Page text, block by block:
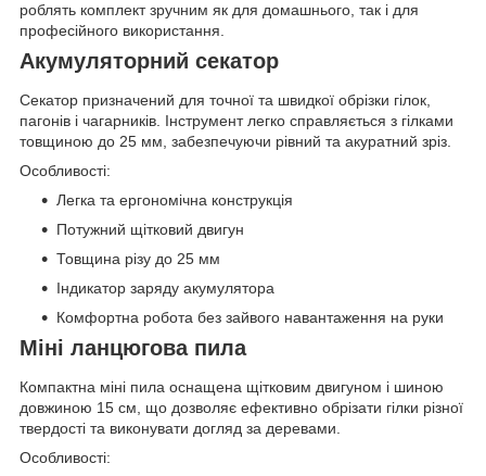
роблять комплект зручним як для домашнього, так і для
професійного використання.
Акумуляторний секатор
Секатор призначений для точної та швидкої обрізки гілок,
пагонів і чагарників. Інструмент легко справляється з гілками
товщиною до 25 мм, забезпечуючи рівний та акуратний зріз.
Особливості:
Легка та ергономічна конструкція
Потужний щітковий двигун
Товщина різу до 25 мм
Індикатор заряду акумулятора
Комфортна робота без зайвого навантаження на руки
Міні ланцюгова пила
Компактна міні пила оснащена щітковим двигуном і шиною
довжиною 15 см, що дозволяє ефективно обрізати гілки різної
твердості та виконувати догляд за деревами.
Особливості: